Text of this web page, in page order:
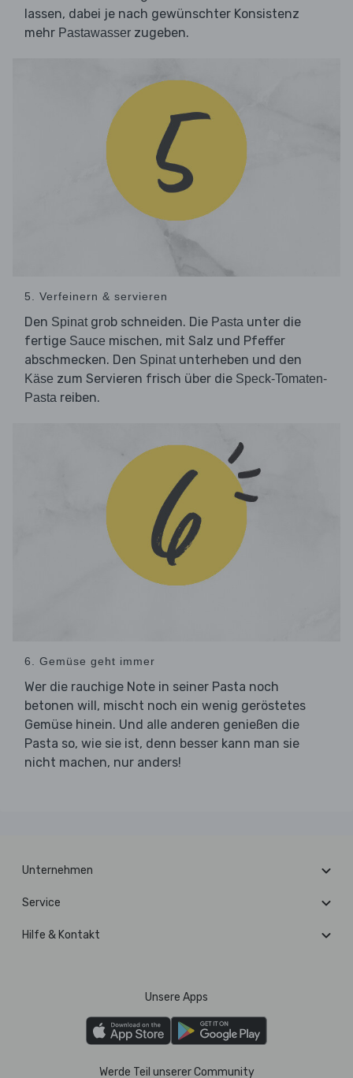
lassen, dabei je nach gewünschter Konsistenz
mehr Pastawasser zugeben.
5. Verfeinern & servieren
Den Spinatgrob schneiden. Die Pasta unter die
fertige Sauce mischen, mit Salz und Pfeffer
abschmecken. Den Spinatunterheben und den
Käse zum Servieren frisch über die Speck-Tomaten-
Pasta reiben.
6. Gemüse geht immer
Wer die rauchige Note in seiner Pasta noch
betonen will, mischt noch ein wenig geröstetes
Gemüse hinein. Und alle anderen genießen die
Pasta so, wie sie ist, denn besser kann man sie
nicht machen, nur anders!
Unternehmen
Service
Hilfe & Kontakt
Unsere Apps
Werde Teil unserer Community